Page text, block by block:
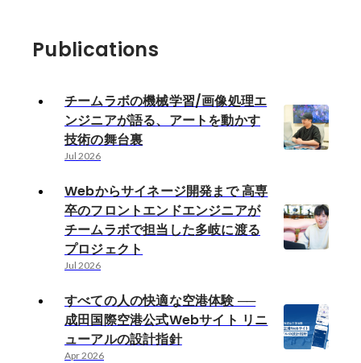
Publications
チームラボの機械学習/画像処理エ
ンジニアが語る、アートを動かす
技術の舞台裏
Jul 2026
Webからサイネージ開発まで 高専
卒のフロントエンドエンジニアが
チームラボで担当した多岐に渡る
プロジェクト
Jul 2026
すべての人の快適な空港体験 ──
成田国際空港公式Webサイト リニ
ューアルの設計指針
Apr 2026